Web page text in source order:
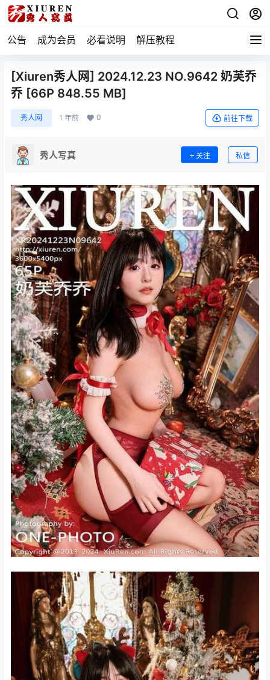
公告 成为会员 必看说明 解压教程
[Xiuren秀人网] 2024.12.23 NO.9642 奶芙乔
乔 [66P 848.55 MB]
秀人网 1 年前 0 前往下载
秀人写真 关注 私信